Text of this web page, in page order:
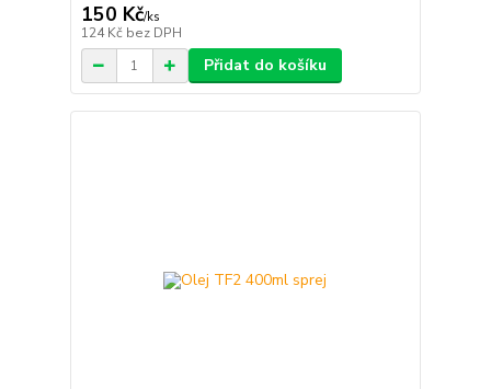
150 Kč/ks
124 Kč bez DPH
Přidat do košíku